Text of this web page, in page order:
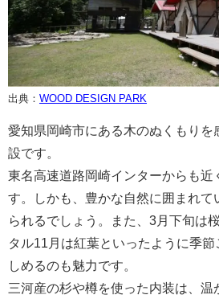
出典： WOOD DESIGN PARK
愛知県岡崎市にある木のぬくもりを
設です。
東名高速道路岡崎インターからも近
す。しかも、豊かな自然に囲まれて
られるでしょう。また、3月下旬は
タル11月は紅葉といったように季
しめるのも魅力です。
三河産の杉や樽を使った内装は、温